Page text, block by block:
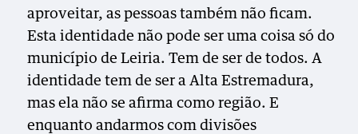
aproveitar, as pessoas também não ficam.
Esta identidade não pode ser uma coisa só do
município de Leiria. Tem de ser de todos. A
identidade tem de ser a Alta Estremadura,
mas ela não se afirma como região. E
enquanto andarmos com divisões